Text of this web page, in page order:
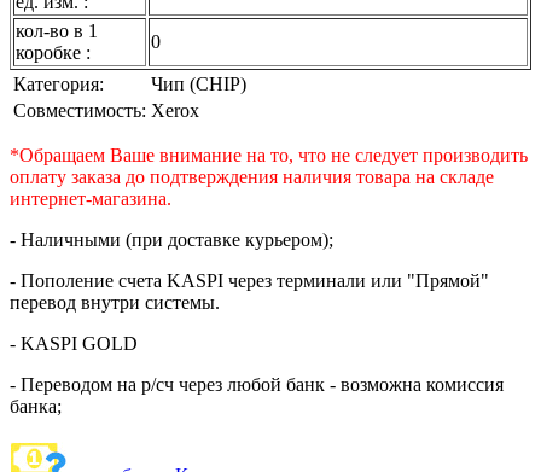
кол-во в 1
коробке :
0
Категория:
Чип (CHIP)
Совместимость: Xerox
*Обращаем Ваше внимание на то, что не следует производить
оплату заказа до подтверждения наличия товара на складе
интернет-магазина.
- Наличными (при доставке курьером);
- Пополение счета KASPI через терминали или "Прямой"
перевод внутри системы.
- KASPI GOLD
- Переводом на р/сч через любой банк - возможна комиссия
банка;